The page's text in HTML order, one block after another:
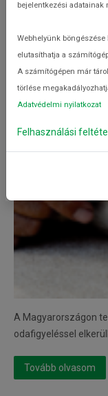
A Magyarországon
odafigyeléssel
Tovább olvasom
bejelentkezési adatainak
Webhelyünk böngészése
elutasíthatja a
A számítógépen már
törlése
Adatvédelmi nyilatkozat
Felhasználási